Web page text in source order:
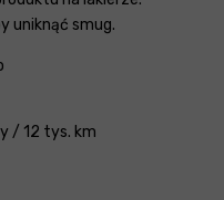
uniknąć smug.
/ 12 tys. km